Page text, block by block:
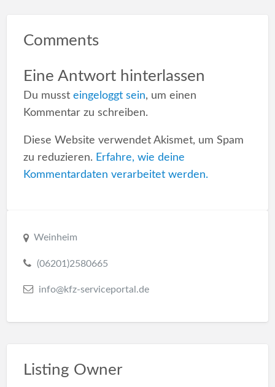
Comments
Eine Antwort hinterlassen
Du musst eingeloggt sein, um einen
Kommentar zu schreiben.
Diese Website verwendet Akismet, um Spam
zu reduzieren. Erfahre, wie deine
Kommentardaten verarbeitet werden.
Weinheim
(06201)2580665
info@kfz-serviceportal.de
Listing Owner